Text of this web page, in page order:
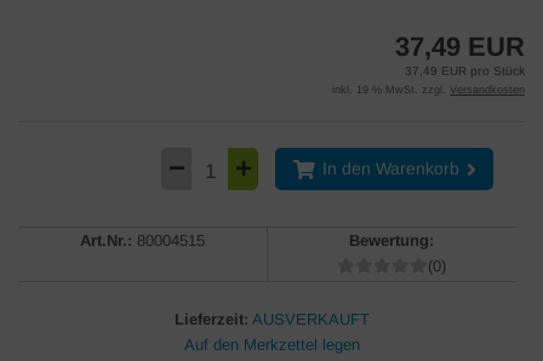
37,49 EUR
37,49 EUR pro Stück
inkl. 19 % MwSt. zzgl. Versandkosten
In den Warenkorb
Art.Nr.: 80004515
Bewertung:
(0)
Lieferzeit: AUSVERKAUFT